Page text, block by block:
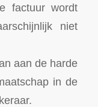
factuur wordt
niet
aan de harde
in de